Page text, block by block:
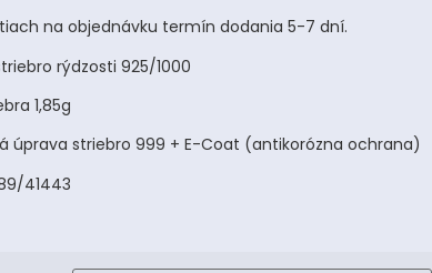
na objednávku termín dodania 5-7 dní.
rýdzosti 925/1000
1,85g
úprava striebro 999 + E-Coat (antikorózna ochrana)
41443